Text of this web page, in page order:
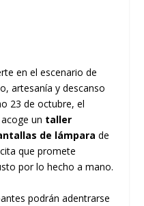
en el escenario de
artesanía y descanso
23 de octubre, el
acoge un taller
de lámpara de
que promete
por lo hecho a mano.
podrán adentrarse